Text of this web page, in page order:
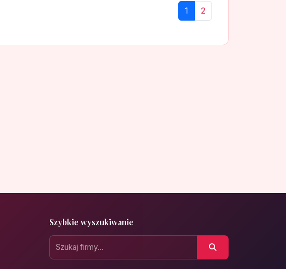
1 2
Szybkie wyszukiwanie